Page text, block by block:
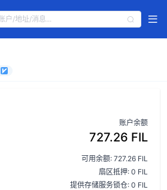
账户余额
727.26 FIL
可用余额: 727.26 FIL
扇区抵押: 0 FIL
提供存储服务锁仓: 0 FIL